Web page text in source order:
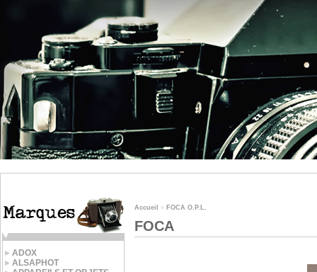
ADOX
ALSAPHOT
Accueil » FOCA O.P.L.
FOCA